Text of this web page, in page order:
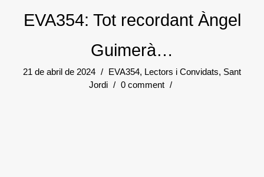
EVA354: Tot recordant Àngel
Guimerà…
21 de abril de 2024 / EVA354, Lectors i Convidats, Sant
Jordi / 0 comment /